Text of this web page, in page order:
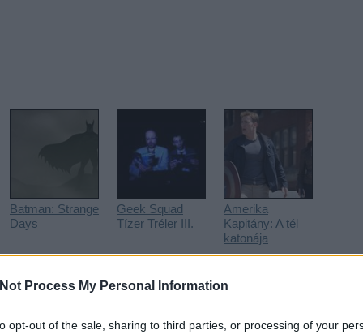
Process My Personal Information
opt-out of the sale, sharing to third parties, or processing of your
Batman: Strange
Days
Geek Squad
Tízer Tréler III.
Amerika
Kapitány: A tél
katonája